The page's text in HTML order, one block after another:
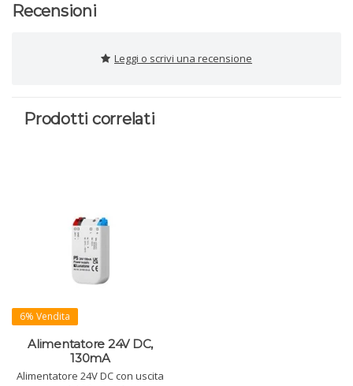
Recensioni
Leggi o scrivi una recensione
Prodotti correlati
6% Vendita
Alimentatore 24V DC,
130mA
Alimentatore 24V DC con uscita